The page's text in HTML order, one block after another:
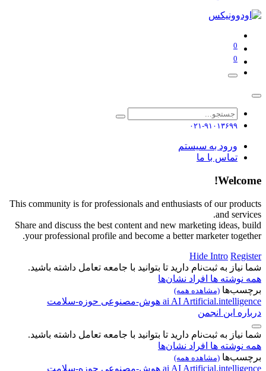
0
0
۰۲۱-۹۱۰۱۳۶۹۹
ورود به سیستم
تماس با ما
Welcome!
This community is for professionals and enthusiasts of our products
and services.
Share and discuss the best content and new marketing ideas, build
your professional profile and become a better marketer together.
Hide Intro Register
شما نیاز به ثبت‌نام دارید تا بتوانید با جامعه تعامل داشته باشید.
همه نوشته ها افراد نشان‌ها
برچسب‌ها (مشاهده همه)
ai AI Artificial.intelligence هوش-مصنوعی حوزه-سلامت
درباره این انجمن
شما نیاز به ثبت‌نام دارید تا بتوانید با جامعه تعامل داشته باشید.
همه نوشته ها افراد نشان‌ها
برچسب‌ها (مشاهده همه)
ai AI Artificial.intelligence هوش-مصنوعی حوزه-سلامت